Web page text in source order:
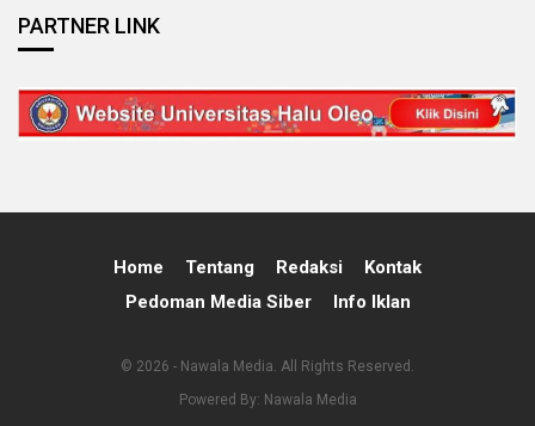
PARTNER LINK
Home Tentang Redaksi
Kontak
Pedoman Media Siber
Info Iklan
© 2026 - Nawala Media. All Rights Reserved.
Powered By: Nawala Media